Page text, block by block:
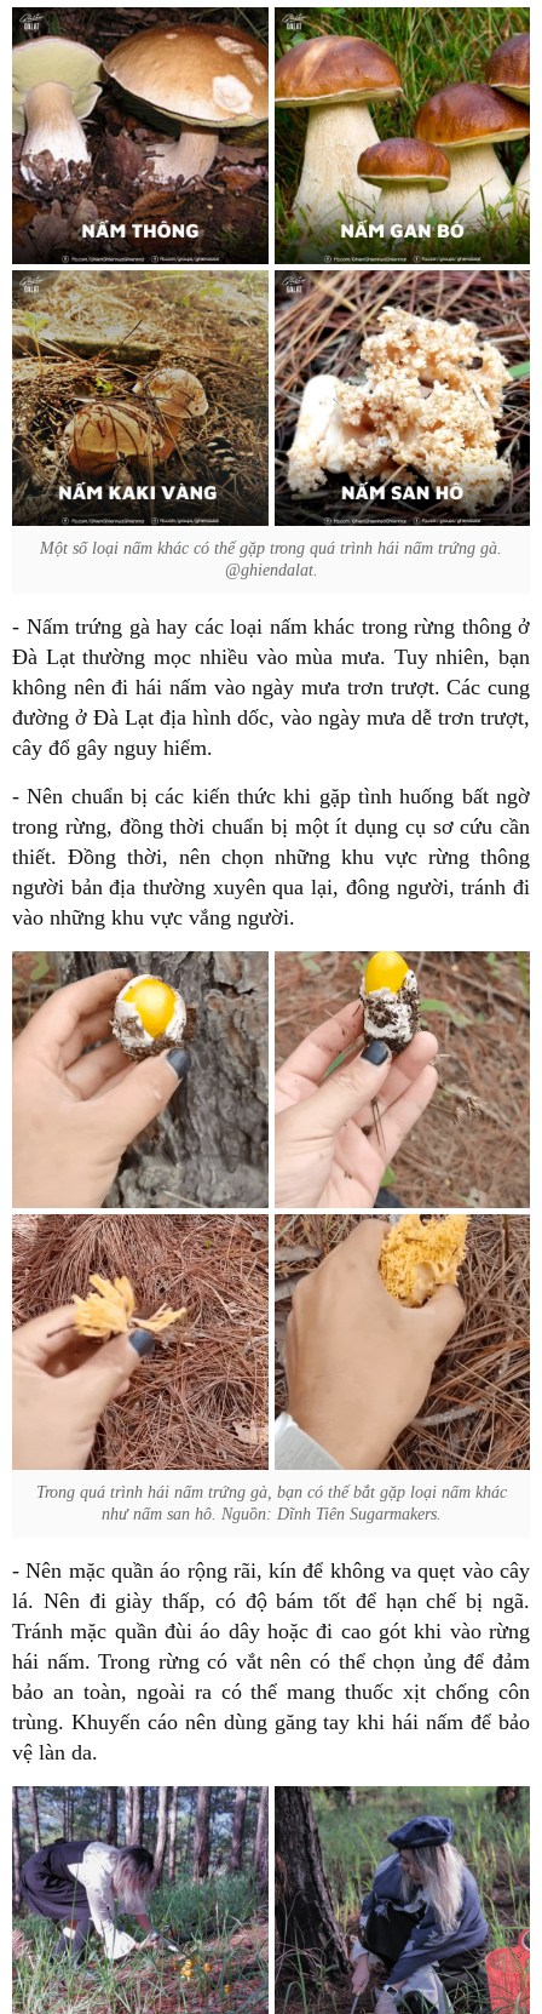
Một số loại nấm khác có thể gặp trong quá trình hái nấm trứng gà.
@ghiendalat.
- Nấm trứng gà hay các loại nấm khác trong rừng thông ở
Đà Lạt thường mọc nhiều vào mùa mưa. Tuy nhiên, bạn
không nên đi hái nấm vào ngày mưa trơn trượt. Các cung
đường ở Đà Lạt địa hình dốc, vào ngày mưa dễ trơn trượt,
cây đổ gây nguy hiểm.
- Nên chuẩn bị các kiến thức khi gặp tình huống bất ngờ
trong rừng, đồng thời chuẩn bị một ít dụng cụ sơ cứu cần
thiết. Đồng thời, nên chọn những khu vực rừng thông
người bản địa thường xuyên qua lại, đông người, tránh đi
vào những khu vực vắng người.
Trong quá trình hái nấm trứng gà, bạn có thể bắt gặp loại nấm khác
như nấm san hô. Nguồn: Dĩnh Tiên Sugarmakers.
- Nên mặc quần áo rộng rãi, kín để không va quẹt vào cây
lá. Nên đi giày thấp, có độ bám tốt để hạn chế bị ngã.
Tránh mặc quần đùi áo dây hoặc đi cao gót khi vào rừng
hái nấm. Trong rừng có vắt nên có thể chọn ủng để đảm
bảo an toàn, ngoài ra có thể mang thuốc xịt chống côn
trùng. Khuyến cáo nên dùng găng tay khi hái nấm để bảo
vệ làn da.